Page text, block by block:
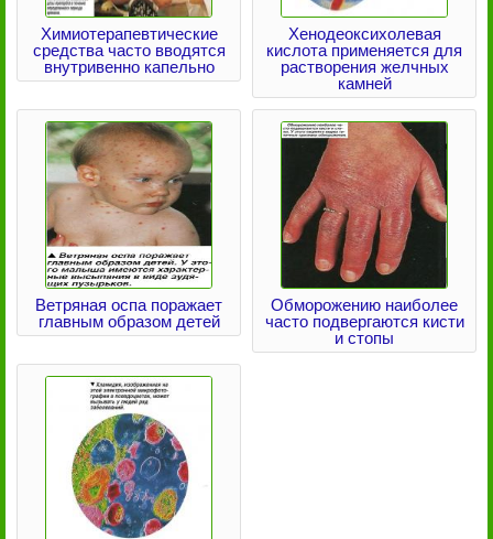
Химиотерапевтические
средства часто вводятся
внутривенно капельно
Хенодеоксихолевая
кислота применяется для
растворения желчных
камней
Ветряная оспа поражает
главным образом детей
Обморожению наиболее
часто подвергаются кисти
и стопы